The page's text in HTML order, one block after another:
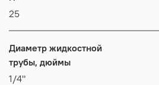
25
Диаметр жидкостной
трубы, дюймы
1/4"